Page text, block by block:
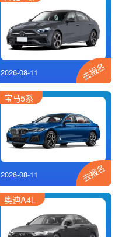
2026-08-11 去报名
宝马5系
2026-08-11 去报名
奥迪A4L